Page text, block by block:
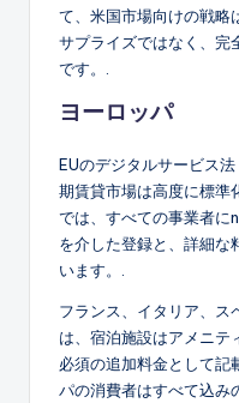
て、米国市場向けの戦略
サプライズではなく、完
です。.
ヨーロッパ
EUのデジタルサービス
期賃貸市場は高度に標準
では、すべての事業者
を介した登録と、詳細な
います。.
フランス、イタリア、ス
は、宿泊施設はアメニテ
必須の追加料金として記
パの消費者はすべて込み